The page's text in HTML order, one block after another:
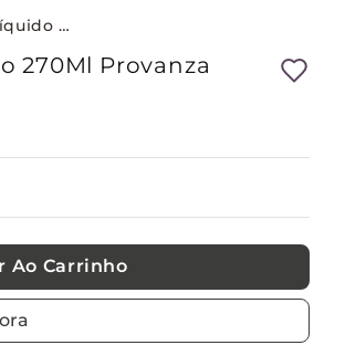
Refil Sabonete Líquido Chá Branco 270Ml Provanza
270Ml Provanza
Ao Carrinho
chá branco
refil
velas
chá verde